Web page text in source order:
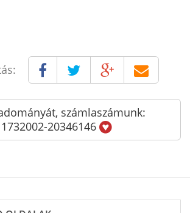
számlaszámunk:
20346146